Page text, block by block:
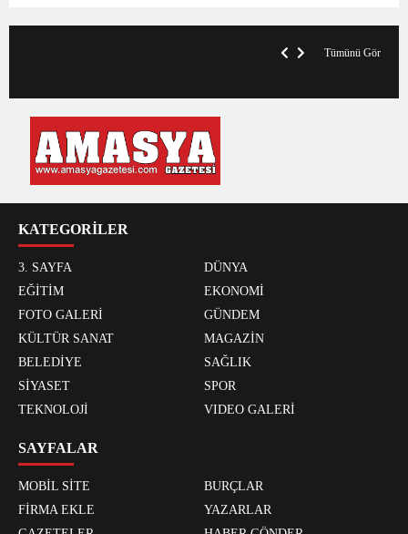
Tümünü Gör
KATEGORİLER
3. SAYFA
DÜNYA
EĞİTİM
EKONOMİ
FOTO GALERİ
GÜNDEM
KÜLTÜR SANAT
MAGAZİN
BELEDİYE
SAĞLIK
SİYASET
SPOR
TEKNOLOJİ
VIDEO GALERİ
SAYFALAR
MOBİL SİTE
BURÇLAR
FİRMA EKLE
YAZARLAR